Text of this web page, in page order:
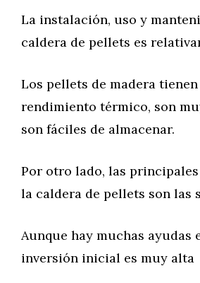
La instalación, uso y
caldera de pellets es
Los pellets de madera
rendimiento térmico, son
son fáciles de almacenar.
Por otro lado, las principales
la caldera de pellets son las
Aunque hay muchas ayudas
inversión inicial es muy alta